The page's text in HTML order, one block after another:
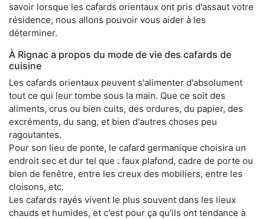
savoir lorsque les cafards orientaux ont pris d'assaut votre
résidence, nous allons pouvoir vous aider à les
déterminer.
À Rignac a propos du mode de vie des cafards de
cuisine
Les cafards orientaux peuvent s'alimenter d'absolument
tout ce qui leur tombe sous la main. Que ce soit des
aliments, crus ou bien cuits, des ordures, du papier, des
excréments, du sang, et bien d'autres choses peu
ragoutantes.
Pour son lieu de ponte, le cafard germanique choisira un
endroit sec et dur tel que : faux plafond, cadre de porte ou
bien de fenêtre, entre les creux des mobiliers, entre les
cloisons, etc.
Les cafards rayés vivent le plus souvent dans les lieux
chauds et humides, et c'est pour ça qu'ils ont tendance à